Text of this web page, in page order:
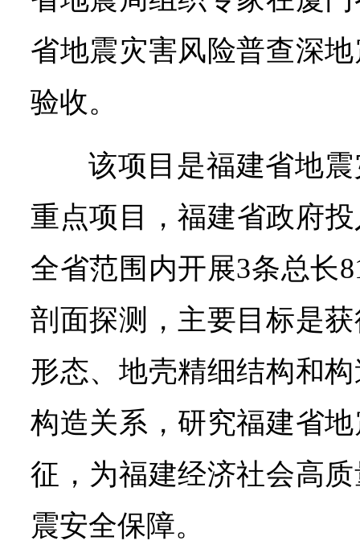
省地震灾害风险普查深
验收。
该项目是福建省地
重点项目，福建省政府
全省范围内开展3条总长
剖面探测，主要目标是
形态、地壳精细结构和
构造关系，研究福建省
征，为福建经济社会高
震安全保障。